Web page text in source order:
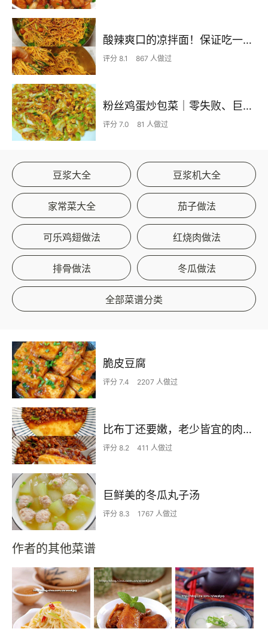
酸辣爽口的凉拌面！保证吃一次就上瘾
评分 8.1 867 人做过
粉丝鸡蛋炒包菜｜零失败、巨下饭
评分 7.0 81 人做过
豆浆大全 豆浆机大全
家常菜大全 茄子做法
可乐鸡翅做法 红烧肉做法
排骨做法 冬瓜做法
全部菜谱分类
脆皮豆腐
评分 7.4 2207 人做过
比布丁还要嫩，老少皆宜的肉沫蒸蛋
评分 8.2 411 人做过
巨鲜美的冬瓜丸子汤
评分 8.3 1767 人做过
作者的其他菜谱